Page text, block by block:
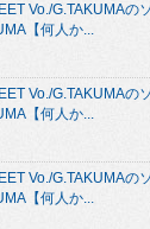
Vo./G.TAKUMAの
【何人か...
Vo./G.TAKUMAの
【何人か...
Vo./G.TAKUMAの
【何人か...